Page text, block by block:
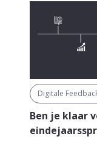
Digitale
Ben je klaar